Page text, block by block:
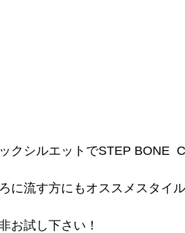
クシルエットでSTEP BONE
に流す方にもオススメスタイ
お試し下さい！